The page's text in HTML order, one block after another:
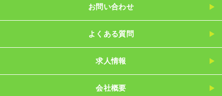
お問い合わせ
よくある質問
求人情報
会社概要